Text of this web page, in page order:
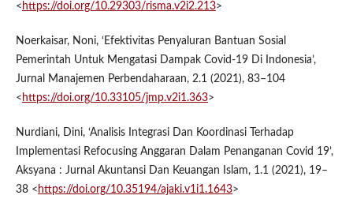
< https://doi.org/10.29303/risma.v2i2.213>
Noerkaisar, Noni, ‘Efektivitas Penyaluran Bantuan Sosial
Pemerintah Untuk Mengatasi Dampak Covid-19 Di Indonesia’,
Jurnal Manajemen Perbendaharaan, 2.1 (2021), 83–104
< https://doi.org/10.33105/jmp.v2i1.363>
Nurdiani, Dini, ‘Analisis Integrasi Dan Koordinasi Terhadap
Implementasi Refocusing Anggaran Dalam Penanganan Covid 19’,
Aksyana : Jurnal Akuntansi Dan Keuangan Islam, 1.1 (2021), 19–
38 < https://doi.org/10.35194/ajaki.v1i1.1643>